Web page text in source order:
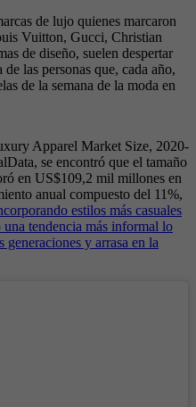
de lujo quienes marcaron
Vuitton, Gucci, Christian
de diseño, suelen despertar
las personas que, cada año,
de la semana de la moda en
Apparel Market Size, 2020-
se encontró que el tamaño
en US$109,2 mil millones en
anual compuesto del 11%,
estilos más casuales
una tendencia más informal lo
generaciones y arrasa en la